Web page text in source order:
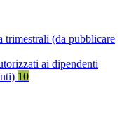
trimestrali (da pubblicare
ai dipendenti
10